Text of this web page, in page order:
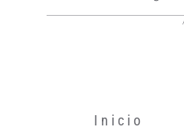
Inicio